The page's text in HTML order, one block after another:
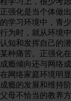
正强化是当个体做
的学习环境中，青
行为时，就从环境
认知和发挥自己的
某种痛苦。正强化
成瘾倾向还与网络
在网络家庭环境明
成瘾的发展和维持
父母不恰当的教养